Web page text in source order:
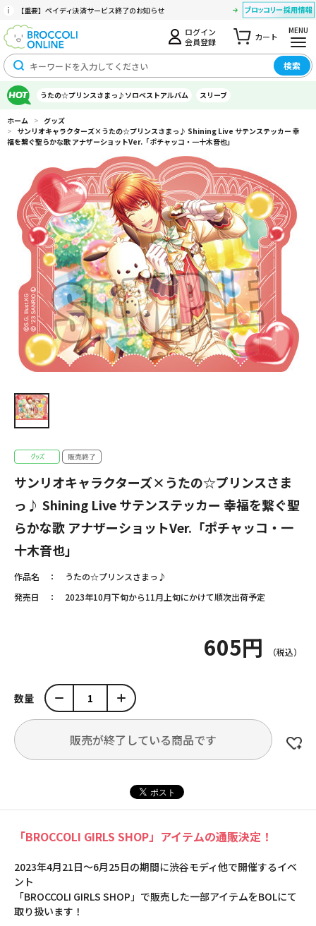
【重要】ペイディ決済サービス終了のお知らせ
ログイン
会員登録
カート
MENU
検索
うたの☆プリンスさまっ♪ソロベストアルバム スリーブ
ホーム > グッズ
> サンリオキャラクターズ×うたの☆プリンスさまっ♪ Shining Live サテンステッカー 幸
福を繋ぐ聖らかな歌 アナザーショットVer.「ポチャッコ・一十木音也」
サンリオキャラクターズ×うたの☆プリンスさま
っ♪ Shining Live サテンステッカー 幸福を繋ぐ聖
らかな歌 アナザーショットVer.「ポチャッコ・一
十木音也」
作品名
うたの☆プリンスさまっ♪
発売日
2023年10月下旬から11月上旬にかけて順次出荷予定
605円
数量
販売が終了している商品です
「BROCCOLI GIRLS SHOP」アイテムの通販決定！
2023年4月21日～6月25日の期間に渋谷モディ他で開催するイベ
ント
「BROCCOLI GIRLS SHOP」で販売した一部アイテムをBOLにて
取り扱います！